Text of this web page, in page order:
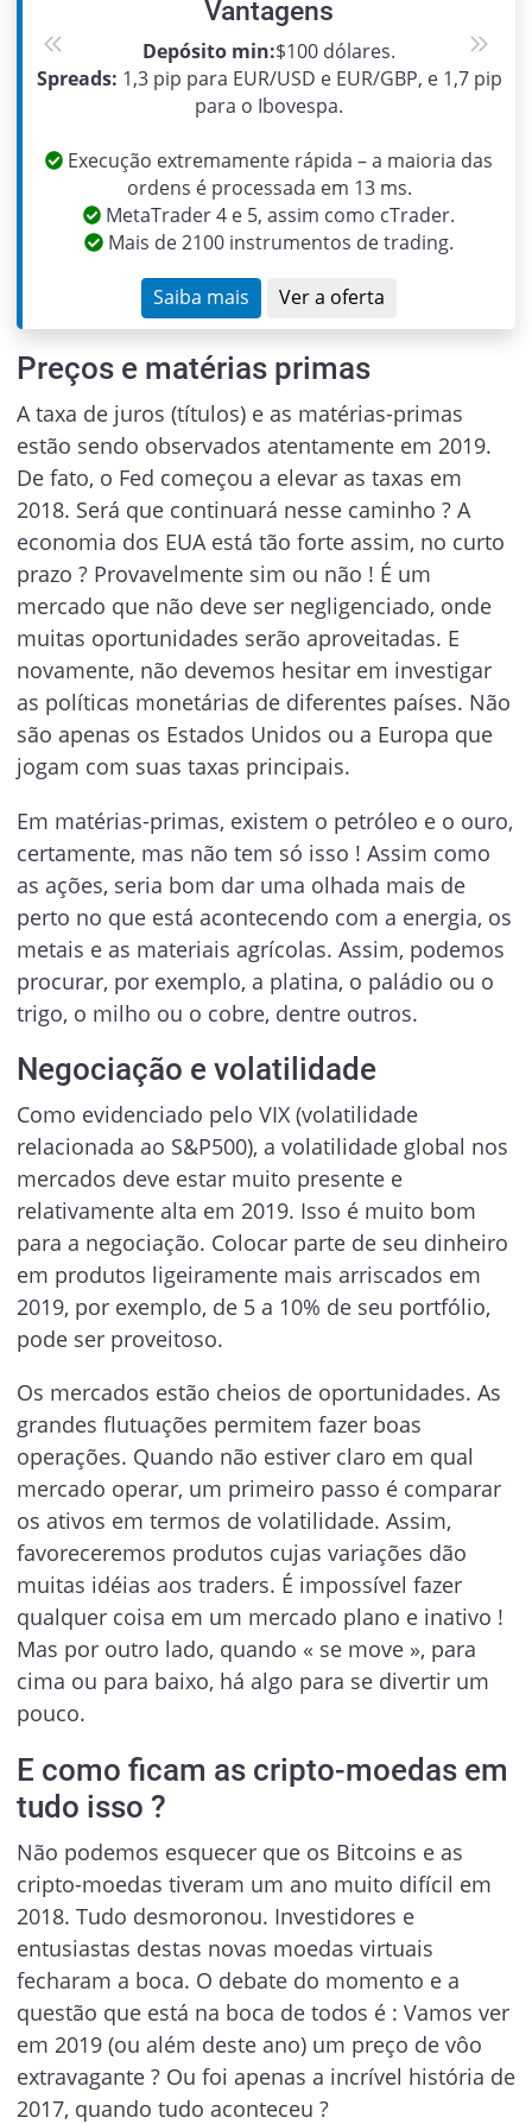
Vantagens
Depósito min:$100 dólares.
Spreads: 1,3 pip para EUR/USD e EUR/GBP, e 1,7 pip
para o Ibovespa.
Execução extremamente rápida – a maioria das
ordens é processada em 13 ms.
MetaTrader 4 e 5, assim como cTrader.
Mais de 2100 instrumentos de trading.
Saiba mais Ver a oferta
Previous Next
Preços e matérias primas
A taxa de juros (títulos) e as matérias-primas
estão sendo observados atentamente em 2019.
De fato, o Fed começou a elevar as taxas em
2018. Será que continuará nesse caminho ? A
economia dos EUA está tão forte assim, no curto
prazo ? Provavelmente sim ou não ! É um
mercado que não deve ser negligenciado, onde
muitas oportunidades serão aproveitadas. E
novamente, não devemos hesitar em investigar
as políticas monetárias de diferentes países. Não
são apenas os Estados Unidos ou a Europa que
jogam com suas taxas principais.
Em matérias-primas, existem o petróleo e o ouro,
certamente, mas não tem só isso ! Assim como
as ações, seria bom dar uma olhada mais de
perto no que está acontecendo com a energia, os
metais e as materiais agrícolas. Assim, podemos
procurar, por exemplo, a platina, o paládio ou o
trigo, o milho ou o cobre, dentre outros.
Negociação e volatilidade
Como evidenciado pelo VIX (volatilidade
relacionada ao S&P500), a volatilidade global nos
mercados deve estar muito presente e
relativamente alta em 2019. Isso é muito bom
para a negociação. Colocar parte de seu dinheiro
em produtos ligeiramente mais arriscados em
2019, por exemplo, de 5 a 10% de seu portfólio,
pode ser proveitoso.
Os mercados estão cheios de oportunidades. As
grandes flutuações permitem fazer boas
operações. Quando não estiver claro em qual
mercado operar, um primeiro passo é comparar
os ativos em termos de volatilidade. Assim,
favoreceremos produtos cujas variações dão
muitas idéias aos traders. É impossível fazer
qualquer coisa em um mercado plano e inativo !
Mas por outro lado, quando « se move », para
cima ou para baixo, há algo para se divertir um
pouco.
E como ficam as cripto-moedas em
tudo isso ?
Não podemos esquecer que os Bitcoins e as
cripto-moedas tiveram um ano muito difícil em
2018. Tudo desmoronou. Investidores e
entusiastas destas novas moedas virtuais
fecharam a boca. O debate do momento e a
questão que está na boca de todos é : Vamos ver
em 2019 (ou além deste ano) um preço de vôo
extravagante ? Ou foi apenas a incrível história de
2017, quando tudo aconteceu ?